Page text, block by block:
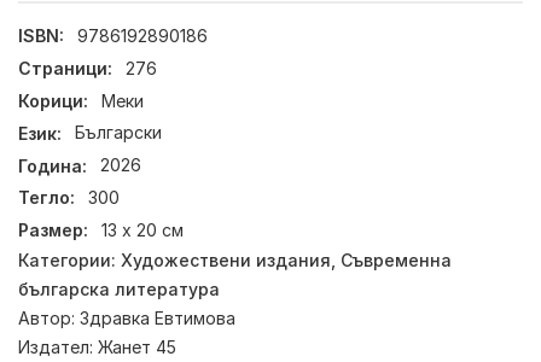
ISBN:
9786192890186
Страници:
276
Корици:
Меки
Език:
Български
Година:
2026
Тегло:
300
Размер:
13 х 20 см
Категории: Художествени издания, Съвременна
българска литература
Автор: Здравка Евтимова
Издател: Жанет 45